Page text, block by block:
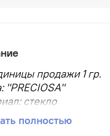
продажи 1 гр.
"PRECIOSA"
стекло
бисера: 10/0
мм: 2.3
полностью